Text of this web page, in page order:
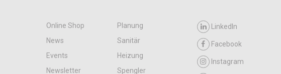
Online Shop
Planung
News
Sanitär
Events
Heizung
Newsletter
Spengler
LinkedIn
Facebook
Instagram